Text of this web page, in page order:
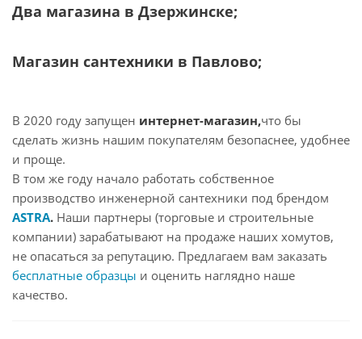
Два магазина в Дзержинске;
Магазин сантехники в Павлово;
В 2020 году запущен интернет-магазин,что бы
сделать жизнь нашим покупателям безопаснее, удобнее
и проще.
В том же году начало работать собственное
производство инженерной сантехники под брендом
ASTRA. Наши партнеры (торговые и строительные
компании) зарабатывают на продаже наших хомутов,
не опасаться за репутацию. Предлагаем вам заказать
бесплатные образцы и оценить наглядно наше
качество.